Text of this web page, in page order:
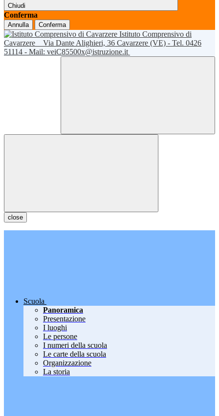
Chiudi
Conferma
Annulla Conferma
Istituto Comprensivo di
Cavarzere
Via Dante Alighieri, 36 Cavarzere (VE) - Tel. 0426
51114 - Mail: veiC85500x@istruzione.it
close
Scuola
Panoramica
Presentazione
I luoghi
Le persone
I numeri della scuola
Le carte della scuola
Organizzazione
La storia